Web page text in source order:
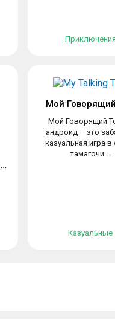
Сканворды и Кроссворды
Мой
Мой Говорящий
андроид – это
казуальная игра в
тамагочи....
Казуальные